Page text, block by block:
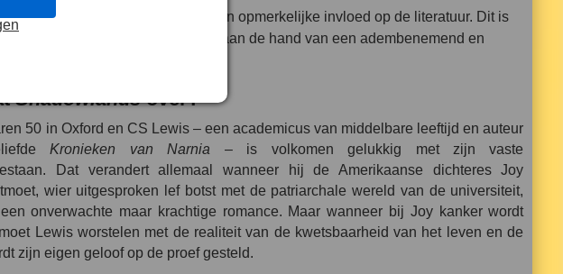
een fascinerend leven en had een opmerkelijke invloed op de literatuur. Dit is
om hem in een nieuw licht te zien aan de hand van een adembenemend en
Shadowlandsover?
50 in Oxford en CS Lewis – een academicus van middelbare leeftijd en auteur
Kronieken van Narnia – is volkomen gelukkig met zijn vaste
Dat verandert allemaal wanneer hij de Amerikaanse dichteres Joy
wier uitgesproken lef botst met de patriarchale wereld van de universiteit,
onverwachte maar krachtige romance. Maar wanneer bij Joy kanker wordt
Lewis worstelen met de realiteit van de kwetsbaarheid van het leven en de
zijn eigen geloof op de proef gesteld.